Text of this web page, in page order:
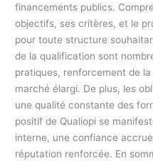
financements publics.
objectifs, ses critères, et le
pour toute structure
de la qualification sont
pratiques, renforcement de
marché élargi. De plus, les
une qualité constante des
positif de Qualiopi se
interne, une confiance
réputation renforcée. En